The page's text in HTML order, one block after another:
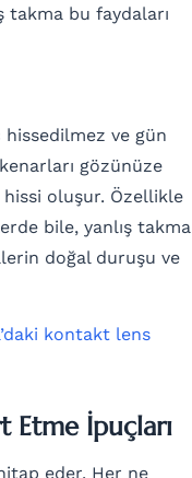
takma bu faydaları
hissedilmez ve gün
gözünüze
hissi oluşur. Özellikle
bile, yanlış takma
doğal duruşu ve
kontakt lens
Etme İpuçları
eder. Her ne